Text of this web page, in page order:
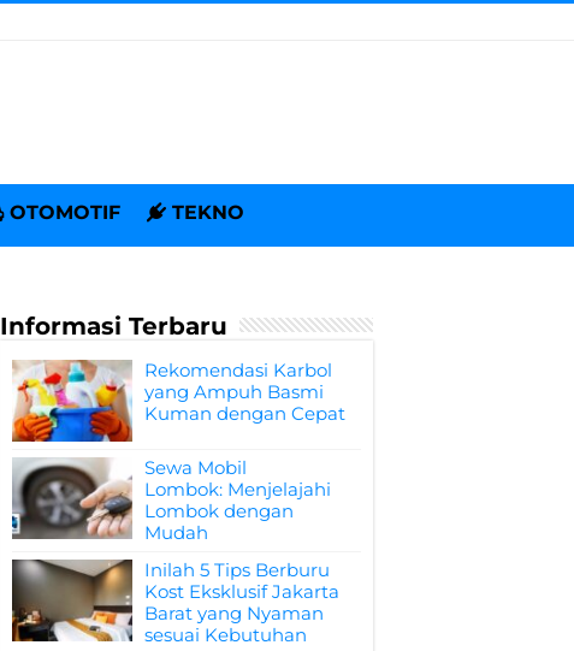
OTOMOTIF TEKNO
Informasi Terbaru
Rekomendasi Karbol
yang Ampuh Basmi
Kuman dengan Cepat
Sewa Mobil
Lombok: Menjelajahi
Lombok dengan
Mudah
Inilah 5 Tips Berburu
Kost Eksklusif Jakarta
Barat yang Nyaman
sesuai Kebutuhan